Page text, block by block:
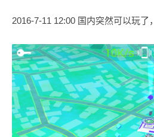
2016-7-11 12:00 国内突然可以玩了，